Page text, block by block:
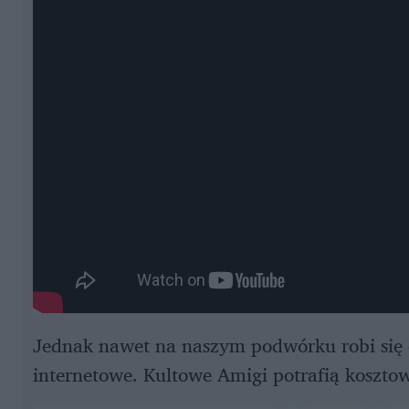
Jednak nawet na naszym podwórku robi
internetowe. Kultowe Amigi potrafią